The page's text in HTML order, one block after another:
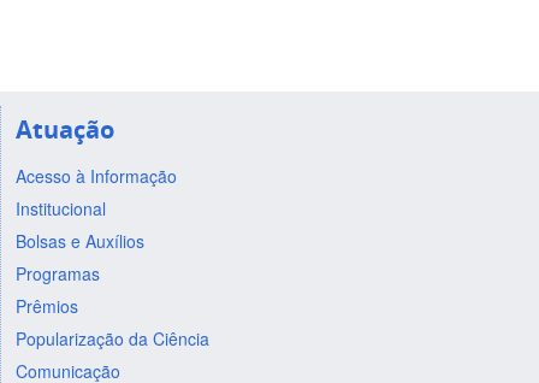
Atuação
Acesso à Informação
Institucional
Bolsas e Auxílios
Programas
Prêmios
Popularização da Ciência
Comunicação